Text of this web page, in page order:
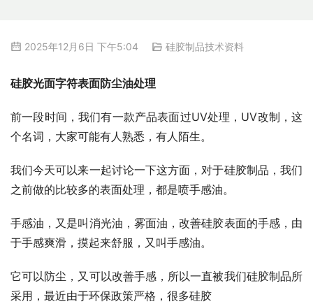
2025年12月6日 下午5:04 硅胶制品技术资料
硅胶光面字符表面防尘油处理
前一段时间，我们有一款产品表面过UV处理，UV改制，这
个名词，大家可能有人熟悉，有人陌生。
我们今天可以来一起讨论一下这方面，对于硅胶制品，我们
之前做的比较多的表面处理，都是喷手感油。
手感油，又是叫消光油，雾面油，改善硅胶表面的手感，由
于手感爽滑，摸起来舒服，又叫手感油。
它可以防尘，又可以改善手感，所以一直被我们硅胶制品所
采用，最近由于环保政策严格，很多硅胶